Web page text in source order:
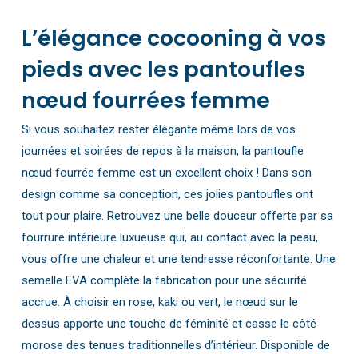
L’élégance cocooning à vos
pieds avec les pantoufles
nœud fourrées femme
Si vous souhaitez rester élégante même lors de vos
journées et soirées de repos à la maison, la pantoufle
nœud fourrée femme est un excellent choix ! Dans son
design comme sa conception, ces jolies pantoufles ont
tout pour plaire. Retrouvez une belle douceur offerte par sa
fourrure intérieure luxueuse qui, au contact avec la peau,
vous offre une chaleur et une tendresse réconfortante. Une
semelle EVA complète la fabrication pour une sécurité
accrue. À choisir en rose, kaki ou vert, le nœud sur le
dessus apporte une touche de féminité et casse le côté
morose des tenues traditionnelles d’intérieur. Disponible de